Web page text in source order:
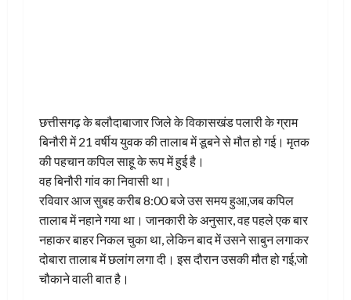
छत्तीसगढ़ के बलौदाबाजार जिले के विकासखंड पलारी के ग्राम
बिनौरी में 21 वर्षीय युवक की तालाब में डूबने से मौत हो गई। मृतक
की पहचान कपिल साहू के रूप में हुई है।
वह बिनौरी गांव का निवासी था।
रविवार आज सुबह करीब 8:00 बजे उस समय हुआ,जब कपिल
तालाब में नहाने गया था। जानकारी के अनुसार, वह पहले एक बार
नहाकर बाहर निकल चुका था, लेकिन बाद में उसने साबुन लगाकर
दोबारा तालाब में छलांग लगा दी। इस दौरान उसकी मौत हो गई,जो
चौकाने वाली बात है।